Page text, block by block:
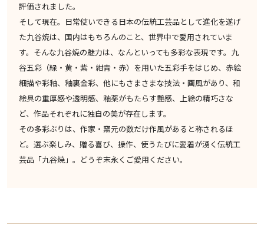
評価されました。
そして現在。日常使いできる日本の伝統工芸品として進化を遂げ
た九谷焼は、国内はもちろんのこと、世界中で愛用されていま
す。そんな九谷焼の魅力は、なんといっても多彩な表現です。九
谷五彩（緑・黄・紫・紺青・赤）を用いた五彩手をはじめ、赤絵
細描や彩釉、釉裏金彩、他にもさまさまな技法・画風があり、和
絵具の重厚感や透明感、釉薬がもたらす艶感、上絵の精巧さな
ど、作品それぞれに独自の美が存在します。
その多彩ぶりは、作家・窯元の数だけ作風があると称されるほ
ど。選ぶ楽しみ、贈る喜び、操作、使うたびに愛着が湧く伝統工
芸品「九谷焼」。どうぞ末永くご愛用ください。